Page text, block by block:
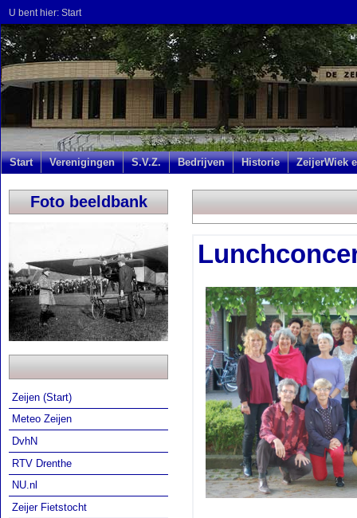
U bent hier: Start
Start Verenigingen S.V.Z. Bedrijven Historie ZeijerWiek
Foto beeldbank
Zeijen (Start)
Meteo Zeijen
DvhN
RTV Drenthe
NU.nl
Zeijer Fietstocht